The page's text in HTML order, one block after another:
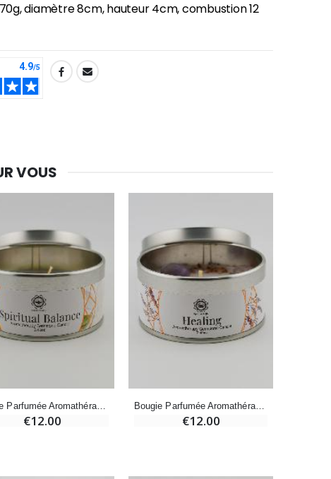
Une bougie 150 gr et votre Prière déposées à Lourdes
-20%
Eau de Lourdes 1 Litre
€12.00
€12.00 €9.60
€7.90
diamètre 8cm, hauteur 4cm, combustion 12
VOUS
Bougie Parfumée Aromathérapie - Cristal de Roche & Jasmin
€12.00
Bougie Parfumée Aromathérapie - Aventurine Verte & Patchouli
€12.00